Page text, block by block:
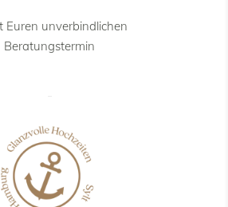
Euren unverbindlichen
Beratungstermin